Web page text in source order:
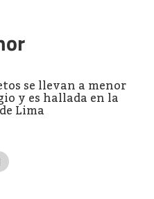
se llevan a menor
y es hallada en la
Lima